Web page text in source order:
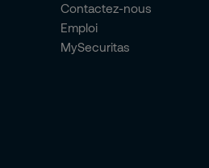
Contactez-nous
Emploi
MySecuritas